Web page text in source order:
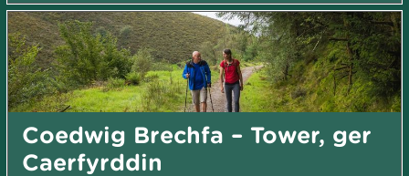
Coedwig Brechfa – Tower, ger
Caerfyrddin